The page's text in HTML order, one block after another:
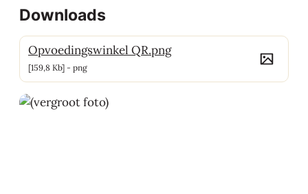
Downloads
Opvoedingswinkel QR.png
159,8 Kb png